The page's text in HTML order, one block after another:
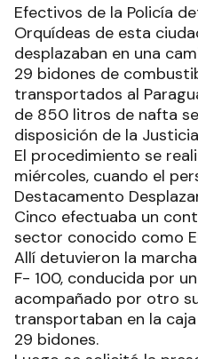
Efectivos de la Policía
Orquídeas de esta
desplazaban en una
29 bidones de
transportados al
de 850 litros de nafta
disposición de la
El procedimiento se
miércoles, cuando el
Destacamento
Cinco efectuaba un
sector conocido como
Allí detuvieron la
F- 100, conducida por
acompañado por otro
transportaban en la
29 bidones.